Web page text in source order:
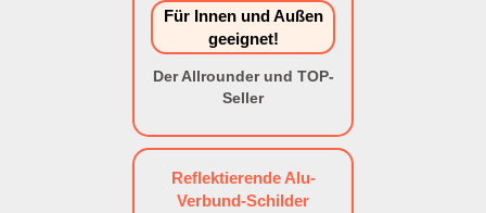
Für Innen und Außen
geeignet!
Der Allrounder und TOP-
Seller
Reflektierende Alu-
Verbund-Schilder